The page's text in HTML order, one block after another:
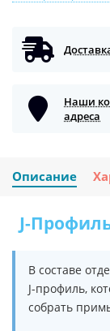
Наши
адреса
Описание
J-
В составе
J-профиль,
собрать